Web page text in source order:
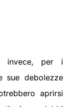
invece, per i
debolezze
aprirsi